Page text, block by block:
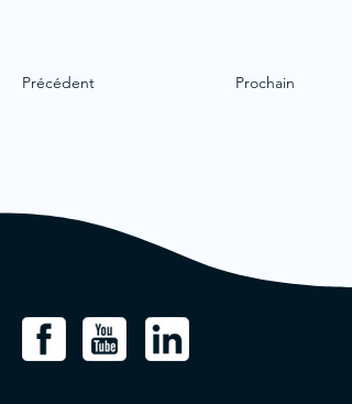
Précédent Prochain